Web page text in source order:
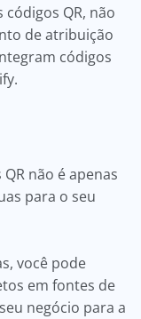
QR, não
de atribuição
códigos
não é apenas
para o seu
você pode
em fontes de
negócio para a